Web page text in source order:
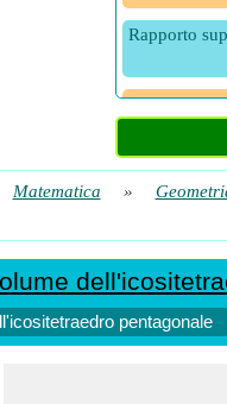
Rapporto
Rapporto
Rapporto
dell'insfera
Rapporto
Matematica »
pentagonale